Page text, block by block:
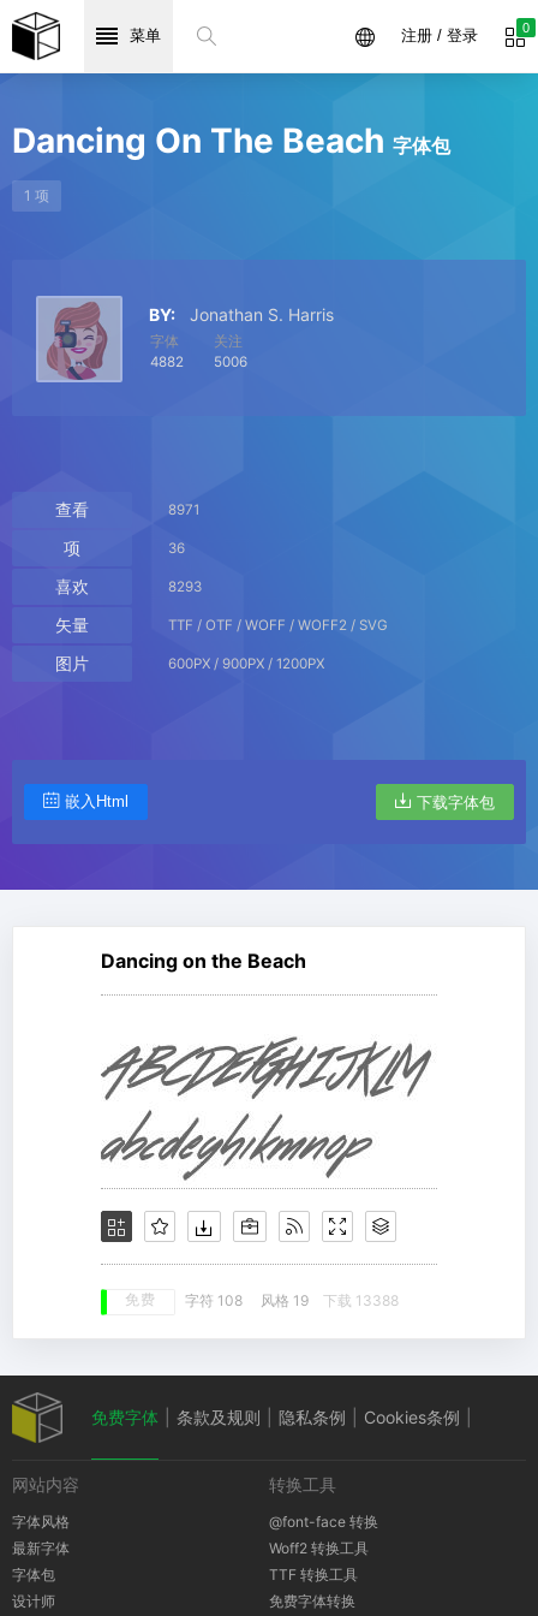
菜单 0
注册 / 登录
Dancing On The Beach 字体包
1 项
BY: Jonathan S. Harris
字体
4882
关注
5006
查看 8971
项 36
喜欢 8293
矢量 TTF / OTF / WOFF / WOFF2 / SVG
图片 600PX / 900PX / 1200PX
嵌入Html 下载字体包
Dancing on the Beach
免费 字符 108 风格 19 下载 13388
免费字体 条款及规则 隐私条例 Cookies条例
网站内容
字体风格
最新字体
字体包
设计师
转换工具
@font-face 转换
Woff2 转换工具
TTF 转换工具
免费字体转换